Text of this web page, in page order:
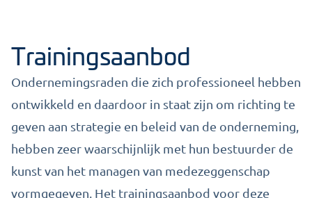
Trainingsaanbod
Ondernemingsraden die zich professioneel hebben
ontwikkeld en daardoor in staat zijn om richting te
geven aan strategie en beleid van de onderneming,
hebben zeer waarschijnlijk met hun bestuurder de
kunst van het managen van medezeggenschap
vormgegeven. Het trainingsaanbod voor deze